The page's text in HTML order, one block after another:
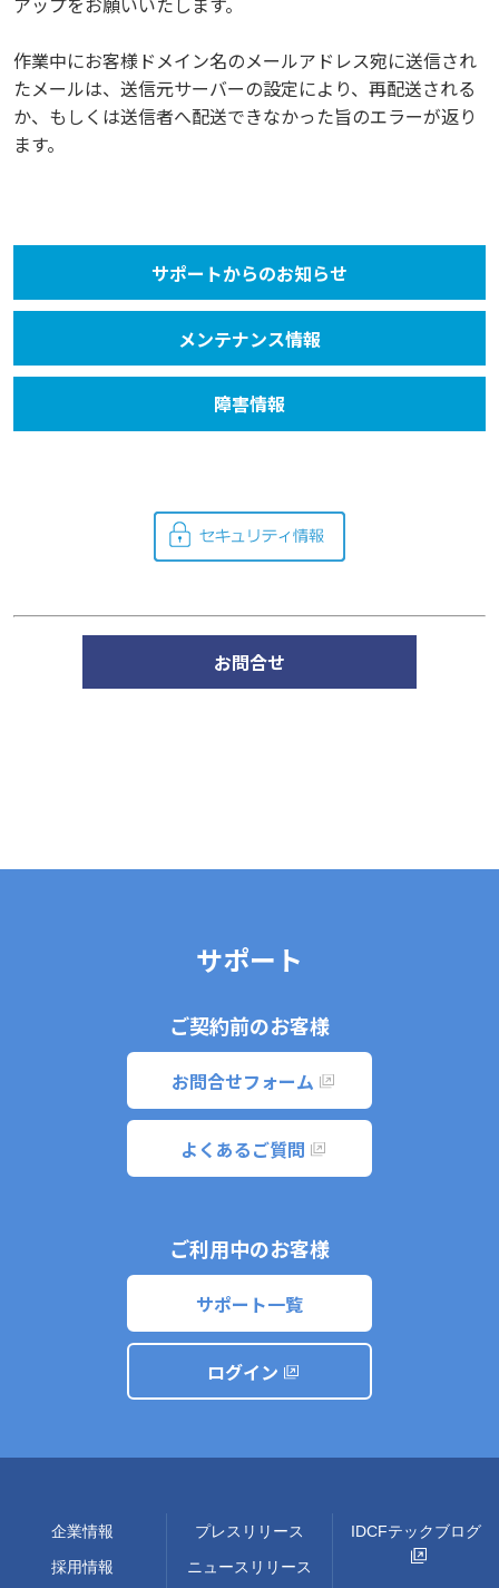
作業中にお客様ドメイン名のメールアドレス宛に送信され
たメールは、送信元サーバーの設定により、再配送される
か、もしくは送信者へ配送できなかった旨のエラーが返り
ます。
サポートからのお知らせ
メンテナンス情報
障害情報
お問合せ
サポート
ご契約前のお客様
お問合せフォーム
よくあるご質問
ご利用中のお客様
サポート一覧
ログイン
企業情報
採用情報
プレスリリース
ニュースリリース
IDCFテックブログ